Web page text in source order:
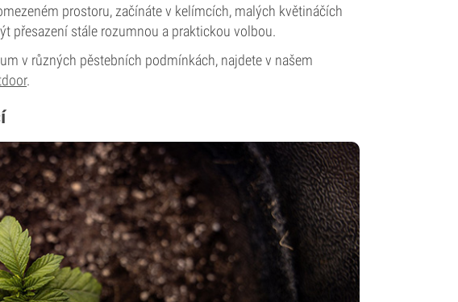
prostoru, začínáte v kelímcích, malých květináčích
přesazení stále rozumnou a praktickou volbou.
v různých pěstebních podmínkách, najdete v našem
.